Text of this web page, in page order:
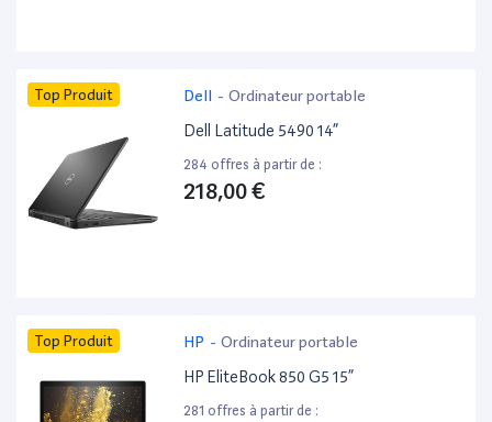
Top Produit Dell - Ordinateur portable
Dell Latitude 5490 14”
284 offres à partir de :
218,00 €
Top Produit HP - Ordinateur portable
HP EliteBook 850 G5 15”
281 offres à partir de :